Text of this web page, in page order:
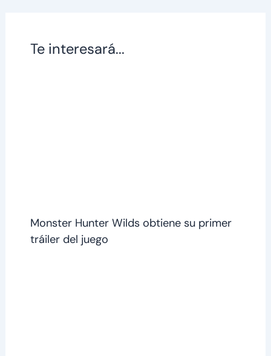
Te interesará...
Monster Hunter Wilds obtiene su primer
tráiler del juego